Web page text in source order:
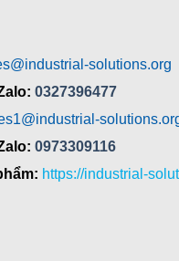
solutions.org
0327396477
0973309116
https://industrial-